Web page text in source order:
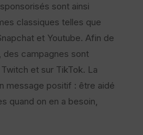
sont ainsi
classiques telles que
et Youtube. Afin de
des campagnes sont
et sur TikTok. La
message positif : être aidé
quand on en a besoin,